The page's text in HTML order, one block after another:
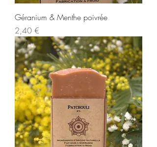
Géranium & Menthe poivrée
Prix
2,40 €